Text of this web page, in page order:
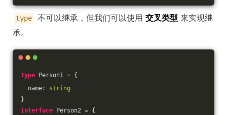
type 不可以继承，但我们可以使用 交叉类型 来实现继
承。
type Person1 = {
name: string
}
interface Person2 = {